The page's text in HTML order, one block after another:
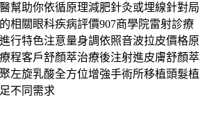
幫助你依循原理減肥針灸或埋線針對局
相關眼科疾病評價907商學院雷射診療
行特色注意量身調依照音波拉皮價格原
程客戶舒顏萃治療後注射進皮膚舒顏萃
左旋乳酸全方位增強手術所移植頭髮植
不同需求